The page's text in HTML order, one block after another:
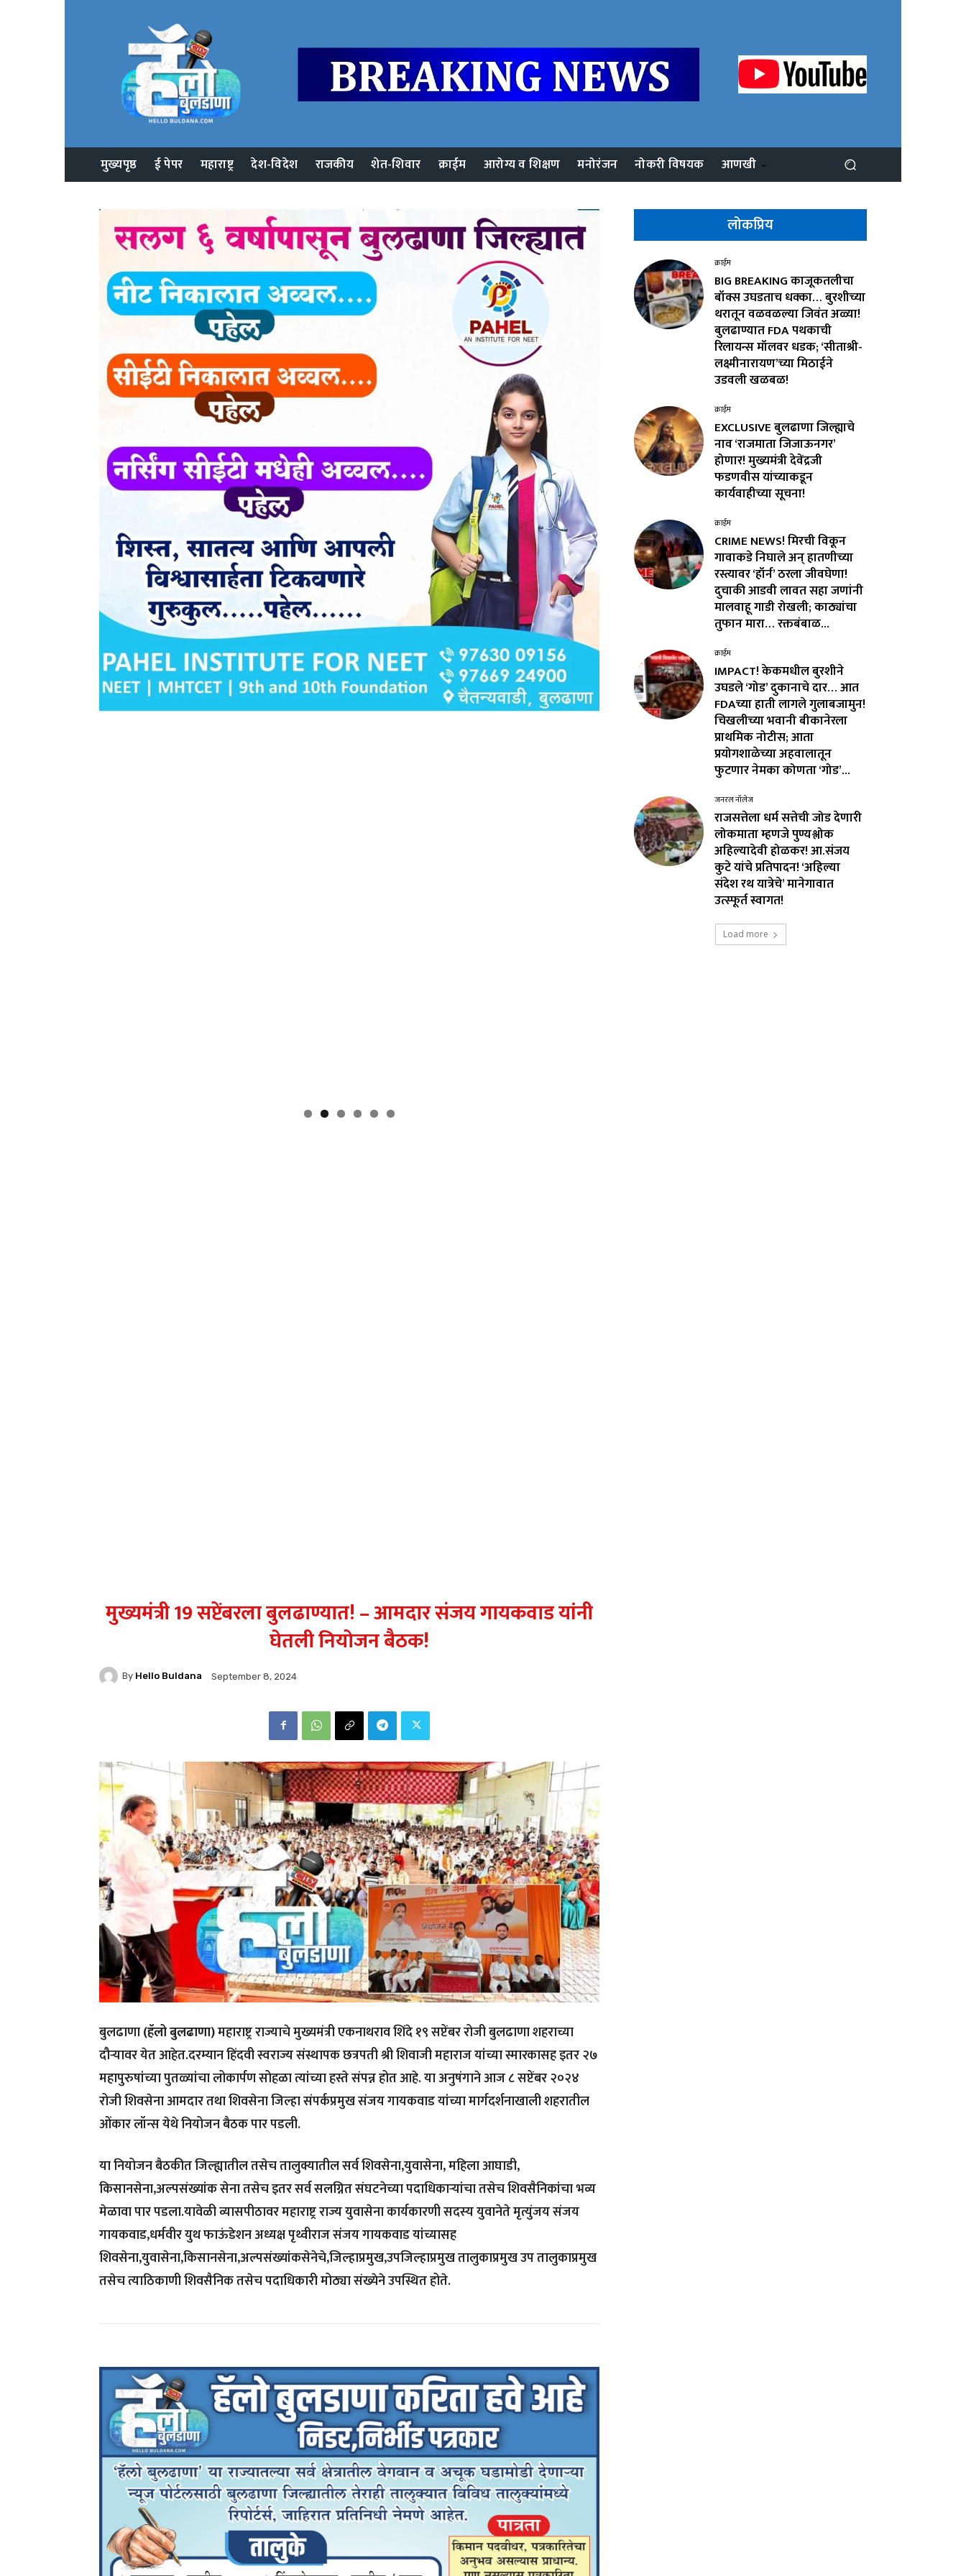
मुख्यपृष्ठ ई पेपर महाराष्ट्र देश-विदेश राजकीय शेत-शिवार क्राईम आरोग्य व शिक्षण मनोरंजन नोकरी विषयक आणखी
मुख्यमंत्री 19 सप्टेंबरला बुलढाण्यात! – आमदार संजय गायकवाड यांनी
घेतली नियोजन बैठक!
By Hello Buldana September 8, 2024
बुलढाणा(हॅलो बुलढाणा)महाराष्ट्र राज्याचे मुख्यमंत्री एकनाथराव शिंदे १९ सप्टेंबर रोजी बुलढाणा शहराच्या
दौऱ्यावर येत आहेत.दरम्यान हिंदवी स्वराज्य संस्थापक छत्रपती श्री शिवाजी महाराज यांच्या स्मारकासह इतर २७
महापुरुषांच्या पुतळ्यांचा लोकार्पण सोहळा त्यांच्या हस्ते संपन्न होत आहे. या अनुषंगाने आज ८ सप्टेंबर २०२४
रोजी शिवसेना आमदार तथा शिवसेना जिल्हा संपर्कप्रमुख संजय गायकवाड यांच्या मार्गदर्शनाखाली शहरातील
ओंकार लॉन्स येथे नियोजन बैठक पार पडली.
या नियोजन बैठकीत जिल्ह्यातील तसेच तालुक्यातील सर्व शिवसेना,युवासेना, महिला आघाडी,
किसानसेना,अल्पसंख्यांक सेना तसेच इतर सर्व सलग्नित संघटनेच्या पदाधिकाऱ्यांचा तसेच शिवसैनिकांचा भव्य
मेळावा पार पडला.यावेळी व्यासपीठावर महाराष्ट्र राज्य युवासेना कार्यकारणी सदस्य युवानेते मृत्युंजय संजय
गायकवाड,धर्मवीर युथ फाऊंडेशन अध्यक्ष पृथ्वीराज संजय गायकवाड यांच्यासह
शिवसेना,युवासेना,किसानसेना,अल्पसंख्यांकसेनेचे,जिल्हाप्रमुख,उपजिल्हाप्रमुख तालुकाप्रमुख उप तालुकाप्रमुख
तसेच त्याठिकाणी शिवसैनिक तसेच पदाधिकारी मोठ्या संख्येने उपस्थित होते.
लोकप्रिय
क्राईम
BIG BREAKING काजूकतलीचा
बॉक्स उघडताच धक्का… बुरशीच्या
थरातून वळवळल्या जिवंत अळ्या!
बुलढाण्यात FDA पथकाची
रिलायन्स मॉलवर धडक; ‘सीताश्री-
लक्ष्मीनारायण’च्या मिठाईने
उडवली खळबळ!
क्राईम
EXCLUSIVE बुलढाणा जिल्ह्याचे
नाव ‘राजमाता जिजाऊनगर’
होणार! मुख्यमंत्री देवेंद्रजी
फडणवीस यांच्याकडून
कार्यवाहीच्या सूचना!
क्राईम
CRIME NEWS! मिरची विकून
गावाकडे निघाले अन् हातणीच्या
रस्त्यावर ‘हॉर्न’ ठरला जीवघेणा!
दुचाकी आडवी लावत सहा जणांनी
मालवाहू गाडी रोखली; काठ्यांचा
तुफान मारा… रक्तबंबाळ...
क्राईम
IMPACT! केकमधील बुरशीने
उघडले ‘गोड’ दुकानाचे दार… आत
FDAच्या हाती लागले गुलाबजामुन!
चिखलीच्या भवानी बीकानेरला
प्राथमिक नोटीस; आता
प्रयोगशाळेच्या अहवालातून
फुटणार नेमका कोणता ‘गोड’...
जनरल नॉलेज
राजसत्तेला धर्म सत्तेची जोड देणारी
लोकमाता म्हणजे पुण्यश्लोक
अहिल्यादेवी होळकर! आ.संजय
कुटे यांचे प्रतिपादन! ‘अहिल्या
संदेश रथ यात्रेचे’ मानेगावात
उत्स्फूर्त स्वागत!
Load more